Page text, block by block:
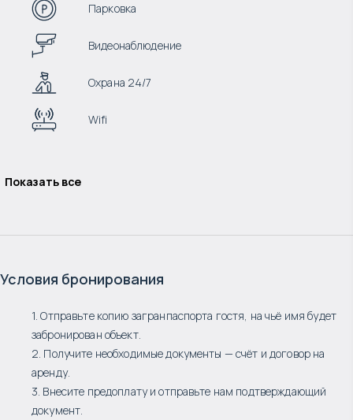
Парковка
Видеонаблюдение
Охрана 24/7
Wifi
Показать все
Условия бронирования
1. Отправьте копию загранпаспорта гостя, на чьё имя будет
забронирован объект.
2. Получите необходимые документы — счёт и договор на
аренду.
3. Внесите предоплату и отправьте нам подтверждающий
документ.